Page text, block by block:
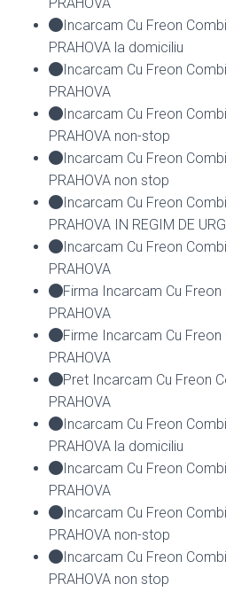
Incarcam Cu Freon
PRAHOVA la domiciliu
Incarcam Cu Freon
PRAHOVA
Incarcam Cu Freon
PRAHOVA non-stop
Incarcam Cu Freon
PRAHOVA non stop
Incarcam Cu Freon
PRAHOVA IN REGIM DE
Incarcam Cu Freon
PRAHOVA
Firma Incarcam Cu
PRAHOVA
Firme Incarcam Cu
PRAHOVA
Pret Incarcam Cu Freon
PRAHOVA
Incarcam Cu Freon
PRAHOVA la domiciliu
Incarcam Cu Freon
PRAHOVA
Incarcam Cu Freon
PRAHOVA non-stop
Incarcam Cu Freon
PRAHOVA non stop